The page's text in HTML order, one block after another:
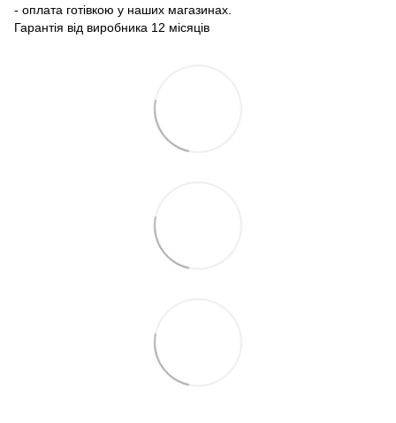
- оплата готівкою у наших магазинах.
Гарантія від виробника 12 місяців